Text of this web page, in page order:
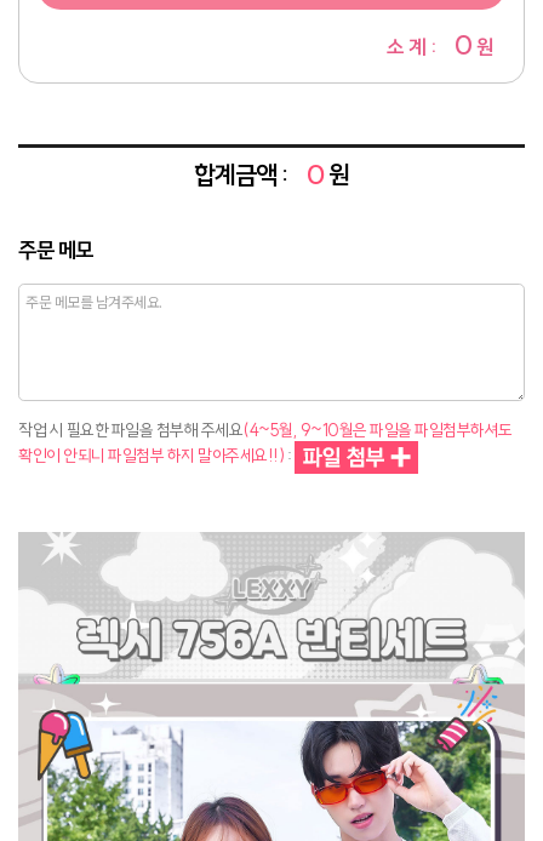
소 계 : 0원
합계금액 : 0원
주문 메모
작업 시 필요한 파일을 첨부해 주세요(4~5월, 9~10월은 파일을 파일첨부하셔도
확인이 안되니 파일첨부 하지 말아주세요!!) :